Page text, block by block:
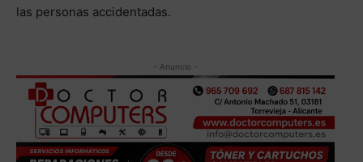
las personas accidentadas.
- Anuncio -